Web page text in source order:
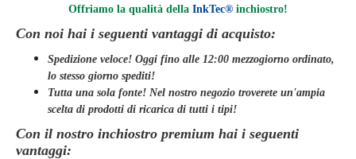
Offriamo la qualità della InkTec® inchiostro!
Con noi hai i seguenti vantaggi di acquisto:
Spedizione veloce! Oggi fino alle 12:00 mezzogiorno ordinato,
lo stesso giorno spediti!
Tutta una sola fonte! Nel nostro negozio troverete un'ampia
scelta di prodotti di ricarica di tutti i tipi!
Con il nostro inchiostro premium hai i seguenti
vantaggi: